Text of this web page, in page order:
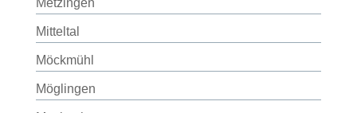
Metzingen
Mitteltal
Möckmühl
Möglingen